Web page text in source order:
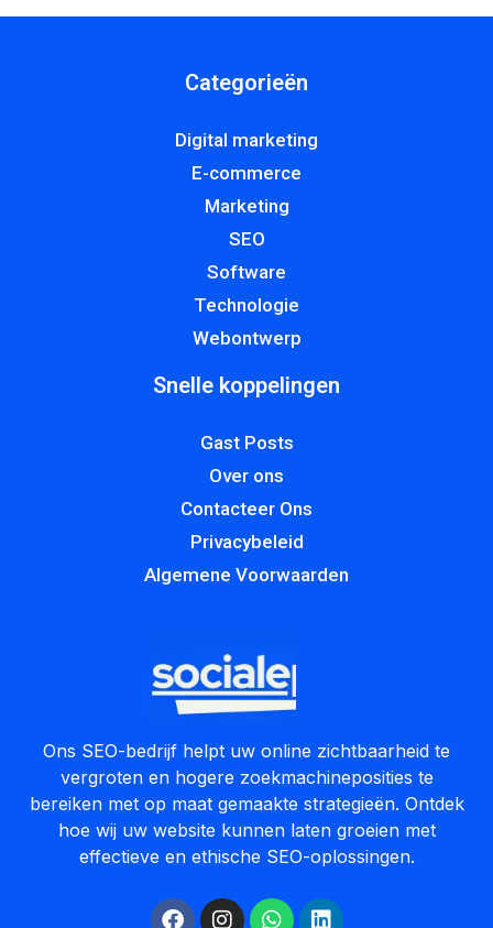
Categorieën
Digital marketing
E-commerce
Marketing
SEO
Software
Technologie
Webontwerp
Snelle koppelingen
Gast Posts
Over ons
Contacteer Ons
Privacybeleid
Algemene Voorwaarden
Ons SEO-bedrijf helpt uw online zichtbaarheid te
vergroten en hogere zoekmachineposities te
bereiken met op maat gemaakte strategieën. Ontdek
hoe wij uw website kunnen laten groeien met
effectieve en ethische SEO-oplossingen.